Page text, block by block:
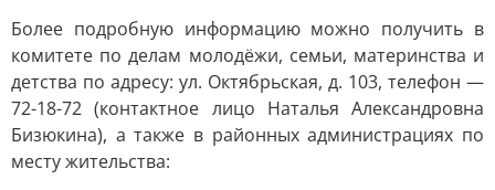
Более подробную информацию можно получить в
комитете по делам молодёжи, семьи, материнства и
детства по адресу: ул. Октябрьская, д. 103, телефон —
72-18-72 (контактное лицо Наталья Александровна
Бизюкина), а также в районных администрациях по
месту жительства: